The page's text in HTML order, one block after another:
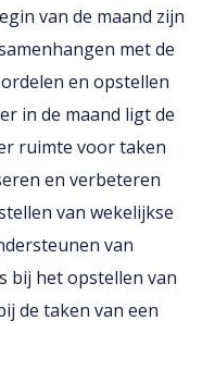
van de maand zijn
met de
en opstellen
in de maand ligt de
ruimte voor taken
en verbeteren
van wekelijkse
van
bij het opstellen van
de taken van een